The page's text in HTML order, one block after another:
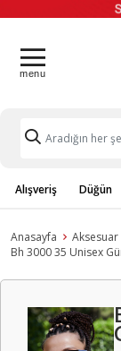
Alışveriş Düğün
Anasayfa Aksesuar
Bh 3000 35 Unisex